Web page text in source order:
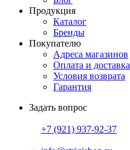
Продукция
Каталог
Бренды
Покупателю
Адреса магазинов
Оплата и доставка
Условия возврата
Гарантия
Задать вопрос
+7 (921) 937-92-37